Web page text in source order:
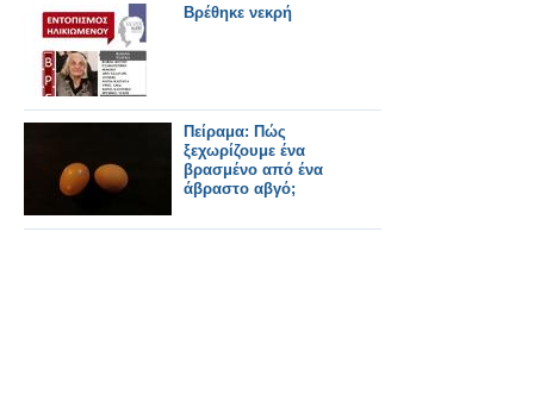
Βρέθηκε νεκρή
Πείραμα: Πώς
ξεχωρίζουμε ένα
βρασμένο από ένα
άβραστο αβγό;